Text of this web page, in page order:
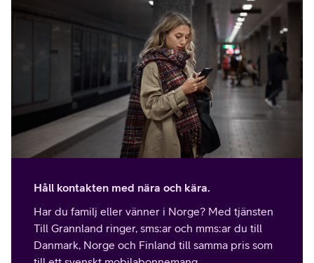
Håll kontakten med nära och kära.
Har du familj eller vänner i Norge? Med tjänsten
Till Grannland ringer, sms:ar och mms:ar du till
Danmark, Norge och Finland till samma pris som